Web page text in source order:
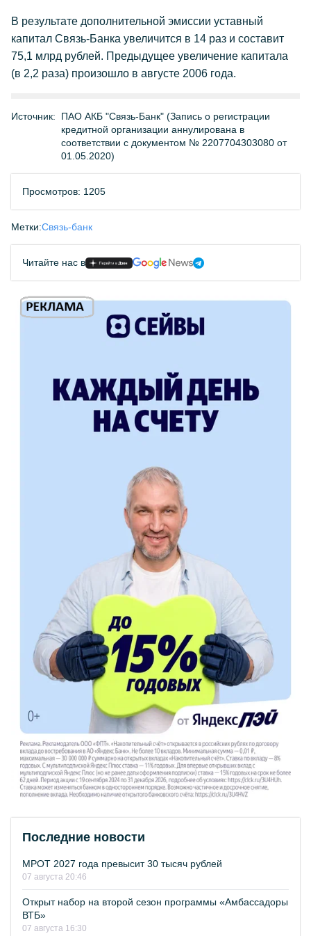
В результате дополнительной эмиссии уставный
капитал Связь-Банка увеличится в 14 раз и составит
75,1 млрд рублей. Предыдущее увеличение капитала
(в 2,2 раза) произошло в августе 2006 года.
Источник:
ПАО АКБ "Связь-Банк" (Запись о регистрации
кредитной организации аннулирована в
соответствии с документом № 2207704303080 от
01.05.2020)
Просмотров: 1205
Метки:Связь-банк
Читайте нас в
Последние новости
МРОТ 2027 года превысит 30 тысяч рублей
07 августа 20:46
Открыт набор на второй сезон программы «Амбассадоры
ВТБ»
07 августа 16:30